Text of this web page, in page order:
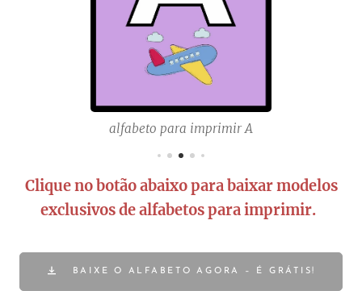
alfabeto para imprimir A
Clique no botão abaixo para baixar modelos
exclusivos de alfabetos para imprimir.
BAIXE O ALFABETO AGORA – É GRÁTIS!